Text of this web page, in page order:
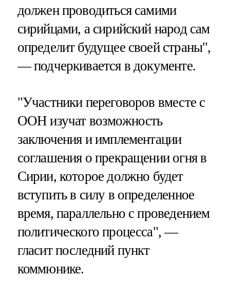
должен проводиться самими
сирийцами, а сирийский народ сам
определит будущее своей страны",
— подчеркивается в документе.
"Участники переговоров вместе с
ООН изучат возможность
заключения и имплементации
соглашения о прекращении огня в
Сирии, которое должно будет
вступить в силу в определенное
время, параллельно с проведением
политического процесса", —
гласит последний пункт
коммюнике.